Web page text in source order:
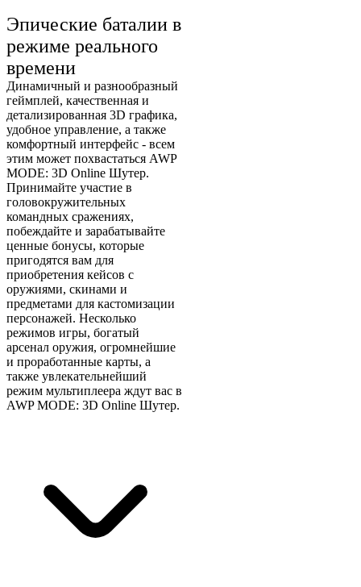
Эпические баталии в
режиме реального
времени
Динамичный и разнообразный
геймплей, качественная и
детализированная 3D графика,
удобное управление, а также
комфортный интерфейс - всем
этим может похвастаться AWP
MODE: 3D Online Шутер.
Принимайте участие в
головокружительных
командных сражениях,
побеждайте и зарабатывайте
ценные бонусы, которые
пригодятся вам для
приобретения кейсов с
оружиями, скинами и
предметами для кастомизации
персонажей. Несколько
режимов игры, богатый
арсенал оружия, огромнейшие
и проработанные карты, а
также увлекательнейший
режим мультиплеера ждут вас в
AWP MODE: 3D Online Шутер.